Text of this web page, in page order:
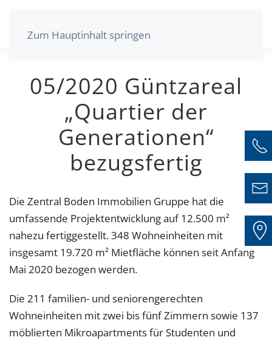
Zum Hauptinhalt springen
05/2020 Güntzareal
„Quartier der
Generationen“
bezugsfertig
Die Zentral Boden Immobilien Gruppe hat die
umfassende Projektentwicklung auf 12.500 m²
nahezu fertiggestellt. 348 Wohneinheiten mit
insgesamt 19.720 m² Mietfläche können seit Anfang
Mai 2020 bezogen werden.
Die 211 familien- und seniorengerechten
Wohneinheiten mit zwei bis fünf Zimmern sowie 137
möblierten Mikroapartments für Studenten und